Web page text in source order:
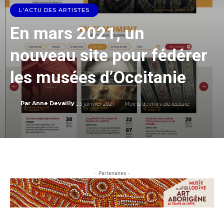
L'ACTU DES ARTISTES
En mars 2021, un
nouveau site pour fédérer
les musées d’Occitanie
Par Anne Devailly 23 janvier 2021 Moins demin. de lecture
- Partenaires -